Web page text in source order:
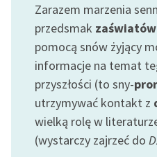
Feministyczne inspiracje.
Popularyzacja
skandynawskiej literatury
feministycznej
Ręce pełne poezji
Kolekcje edukacyjne
twórców przechodzących
do domeny publicznej,
Zarazem marzenia
przedsmak zaświatów
pomocą snów żyjący
informacje na temat
przyszłości (to sny-
utrzymywać kontakt z
wielką rolę w
(wystarczy zajrzeć do